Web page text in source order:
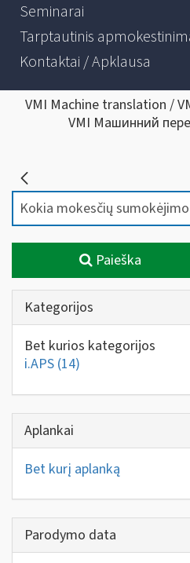
Seminarai
Tarptautinis
Kontaktai / Apklausa
VMI Machine translation /
VMI Машинний
Paieška
Kategorijos
Bet kurios kategorijos
i.APS (14)
Aplankai
Bet kurį aplanką
Parodymo data